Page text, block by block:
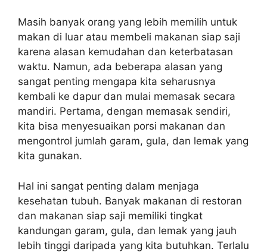
Masih banyak orang yang lebih memilih untuk
makan di luar atau membeli makanan siap saji
karena alasan kemudahan dan keterbatasan
waktu. Namun, ada beberapa alasan yang
sangat penting mengapa kita seharusnya
kembali ke dapur dan mulai memasak secara
mandiri. Pertama, dengan memasak sendiri,
kita bisa menyesuaikan porsi makanan dan
mengontrol jumlah garam, gula, dan lemak yang
kita gunakan.
Hal ini sangat penting dalam menjaga
kesehatan tubuh. Banyak makanan di restoran
dan makanan siap saji memiliki tingkat
kandungan garam, gula, dan lemak yang jauh
lebih tinggi daripada yang kita butuhkan. Terlalu